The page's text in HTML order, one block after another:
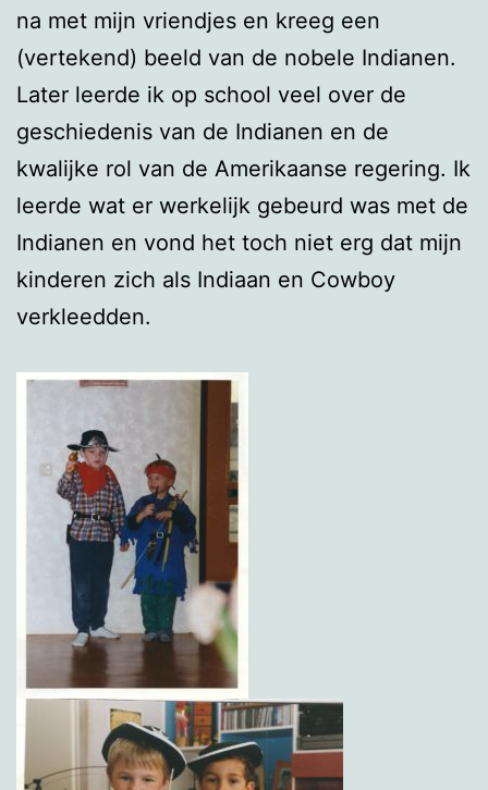
na met mijn vriendjes en kreeg een
(vertekend) beeld van de nobele Indianen.
Later leerde ik op school veel over de
geschiedenis van de Indianen en de
kwalijke rol van de Amerikaanse regering. Ik
leerde wat er werkelijk gebeurd was met de
Indianen en vond het toch niet erg dat mijn
kinderen zich als Indiaan en Cowboy
verkleedden.